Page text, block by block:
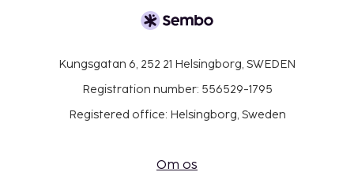
Kungsgatan 6, 252 21 Helsingborg, SWEDEN
Registration number: 556529-1795
Registered office: Helsingborg, Sweden
Om os